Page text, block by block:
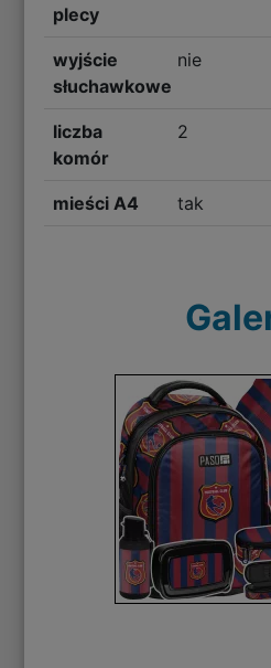
plecy
wyjście
słuchawkowe
nie
liczba
komór
2
mieści A4 tak